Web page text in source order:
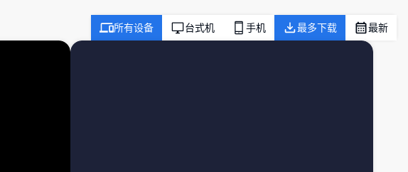
所有设备 台式机 手机 最多下载 最新